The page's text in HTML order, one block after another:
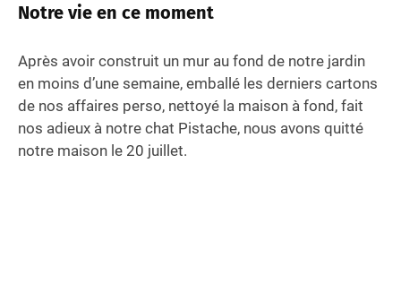
Notre vie en ce moment
Après avoir construit un mur au fond de notre jardin
en moins d’une semaine, emballé les derniers cartons
de nos affaires perso, nettoyé la maison à fond, fait
nos adieux à notre chat Pistache, nous avons quitté
notre maison le 20 juillet.